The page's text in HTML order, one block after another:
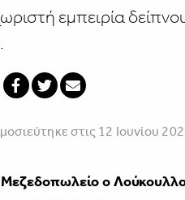
εμπειρία
στις 12 Ιουνίου
Μεζεδοπωλείο ο